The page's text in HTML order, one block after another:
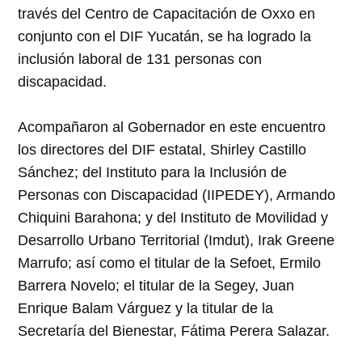
través del Centro de Capacitación de Oxxo en
conjunto con el DIF Yucatán, se ha logrado la
inclusión laboral de 131 personas con
discapacidad.
Acompañaron al Gobernador en este encuentro
los directores del DIF estatal, Shirley Castillo
Sánchez; del Instituto para la Inclusión de
Personas con Discapacidad (IIPEDEY), Armando
Chiquini Barahona; y del Instituto de Movilidad y
Desarrollo Urbano Territorial (Imdut), Irak Greene
Marrufo; así como el titular de la Sefoet, Ermilo
Barrera Novelo; el titular de la Segey, Juan
Enrique Balam Várguez y la titular de la
Secretaría del Bienestar, Fátima Perera Salazar.